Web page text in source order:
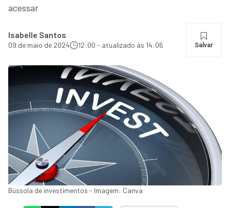
acessar
Isabelle Santos
09 de maio de 2024 12:00 - atualizado às 14:06 Salvar
Bússola de investimentos - Imagem: Canva